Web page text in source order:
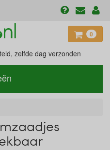
0
zelfde dag verzonden